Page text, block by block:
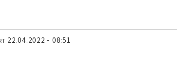
22.04.2022 - 08:51